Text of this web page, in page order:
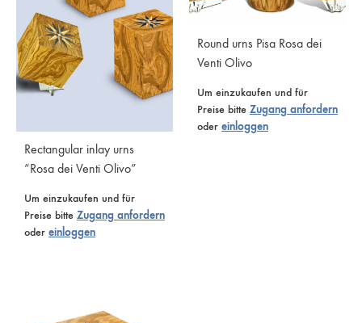
Rectangular inlay urns
“Rosa dei Venti Olivo”
Um einzukaufen und für
Preise bitte Zugang anfordern
oder einloggen
Round urns Pisa Rosa dei
Venti Olivo
Um einzukaufen und für
Preise bitte Zugang anfordern
oder einloggen